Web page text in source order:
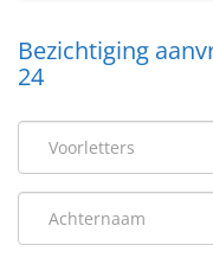
Bezichtiging
24